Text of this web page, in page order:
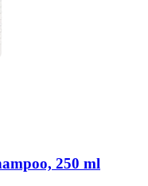
250 ml